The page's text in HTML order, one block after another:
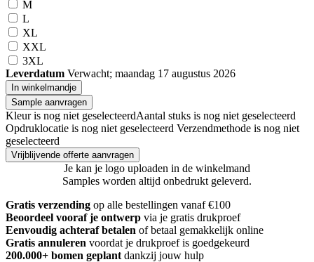
M
L
XL
XXL
3XL
Leverdatum Verwacht; maandag 17 augustus 2026
In winkelmandje
Sample aanvragen
Kleur is nog niet geselecteerdAantal stuks is nog niet geselecteerd
Opdruklocatie is nog niet geselecteerd Verzendmethode is nog niet
geselecteerd
Vrijblijvende offerte aanvragen
Je kan je logo uploaden in de winkelmand
Samples worden altijd onbedrukt geleverd.
Gratis verzending op alle bestellingen vanaf €100
Beoordeel vooraf je ontwerp via je gratis drukproef
Eenvoudig achteraf betalen of betaal gemakkelijk online
Gratis annuleren voordat je drukproef is goedgekeurd
200.000+ bomen geplant dankzij jouw hulp